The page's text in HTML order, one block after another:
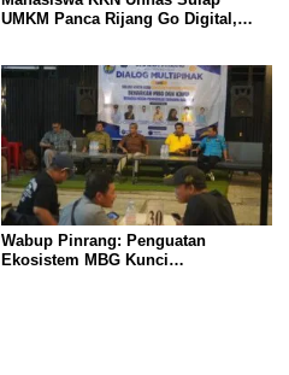
UMKM Panca Rijang Go Digital,
Wabup Pinrang: Penguatan
Ekosistem MBG Kunci